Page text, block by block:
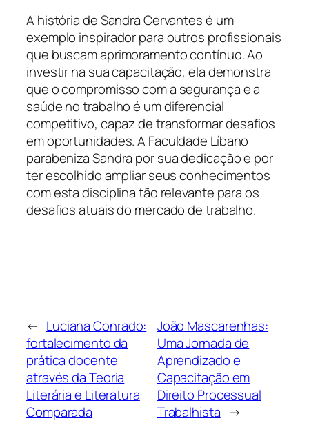
A história de Sandra Cervantes é um
exemplo inspirador para outros profissionais
que buscam aprimoramento contínuo. Ao
investir na sua capacitação, ela demonstra
que o compromisso com a segurança e a
saúde no trabalho é um diferencial
competitivo, capaz de transformar desafios
em oportunidades. A Faculdade Líbano
parabeniza Sandra por sua dedicação e por
ter escolhido ampliar seus conhecimentos
com esta disciplina tão relevante para os
desafios atuais do mercado de trabalho.
← Luciana Conrado:
fortalecimento da
prática docente
através da Teoria
Literária e Literatura
Comparada
João Mascarenhas:
Uma Jornada de
Aprendizado e
Capacitação em
Direito Processual
Trabalhista →